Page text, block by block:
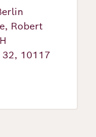
Robert
32, 10117